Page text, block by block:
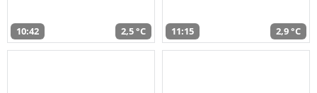
10:42 2,5 °C 11:15 2,9 °C